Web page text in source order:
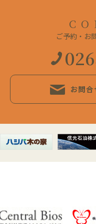
ご予約・お
お問